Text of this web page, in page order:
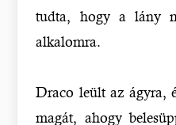
tudta, hogy a lány
alkalomra.
Draco leült az ágyra,
magát, ahogy